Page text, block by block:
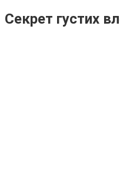
Секрет густих